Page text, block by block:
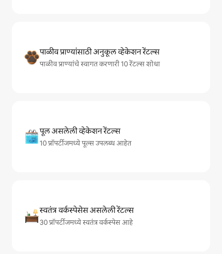
पाळीव प्राण्यांसाठी अनुकूल व्हेकेशन रेंटल्स
पाळीव प्राण्यांचे स्वागत करणारी 10 रेंटल्स शोधा
पूल असलेली व्हेकेशन रेंटल्स
10 प्रॉपर्टीजमध्ये पूल्स उपलब्ध आहेत
स्वतंत्र वर्कस्पेसेस असलेली रेंटल्स
30 प्रॉपर्टीजमध्ये स्वतंत्र वर्कस्पेस आहे